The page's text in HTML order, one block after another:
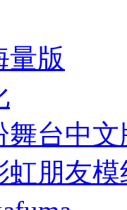
量版
舞台中文
虹朋友